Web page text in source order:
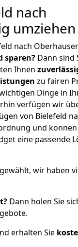
nach
umziehen
nach
sparen? Dann sind
Ihnen
zu fairen
Dinge in
verfügen wir
von Bielefeld
und
eine passende
wir haben
Dann holen Sie
erhalten Sie